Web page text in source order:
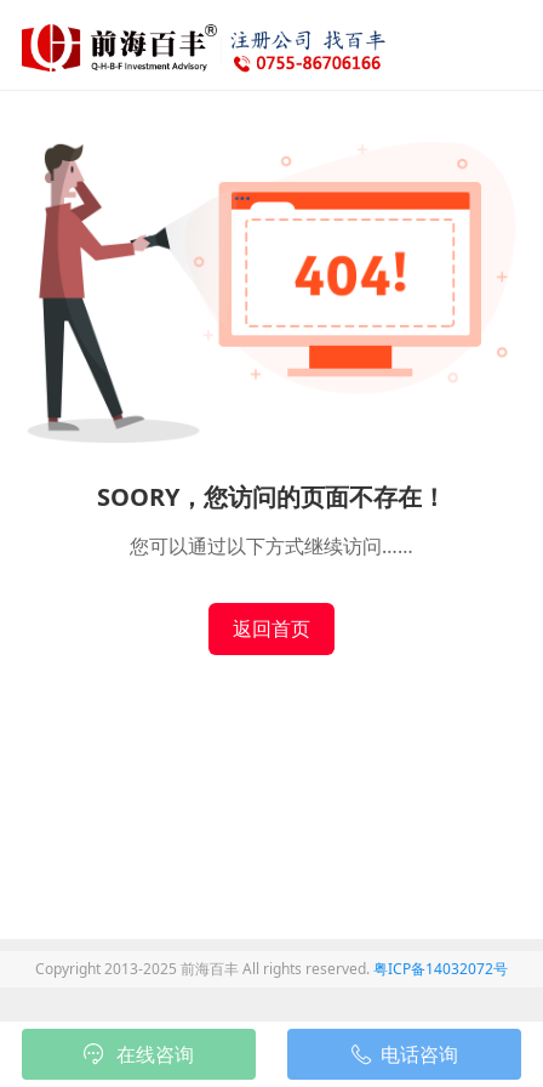
SOORY，您访问的页面不存在！
您可以通过以下方式继续访问……
返回首页
Copyright 2013-2025 前海百丰 All rights reserved. 粤ICP备14032072号
在线咨询 电话咨询